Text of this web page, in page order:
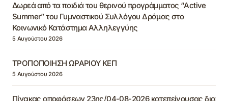
Δωρεά από τα παιδιά του θερινού προγράμματος “Active
Summer” του Γυμναστικού Συλλόγου Δράμας στο
Κοινωνικό Κατάστημα Αλληλεγγύης
5 Αυγούστου 2026
ΤΡΟΠΟΠΟΙΗΣΗ ΩΡΑΡΙΟΥ ΚΕΠ
5 Αυγούστου 2026
Πίνακας αποφάσεων 23ης/04-08-2026 κατεπείγουσας δια